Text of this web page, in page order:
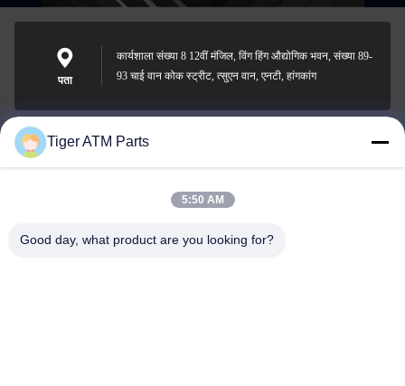
पता
कार्यशाला संख्या 8 12वीं मंजिल, विंग हिंग औद्योगिक भवन, संख्या 89-
93 चाई वान कोक स्ट्रीट, त्सुएन वान, एनटी, हांगकांग
sales@atmpart.com.cn
Tiger ATM Parts
5:50 AM
Good day, what product are you looking for?